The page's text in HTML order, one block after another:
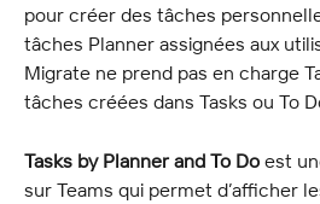
pour créer des tâches
tâches Planner assignées aux
Migrate ne prend pas en charge
tâches créées dans Tasks ou To
Tasks by Planner and To Do est
sur Teams qui permet d’afficher